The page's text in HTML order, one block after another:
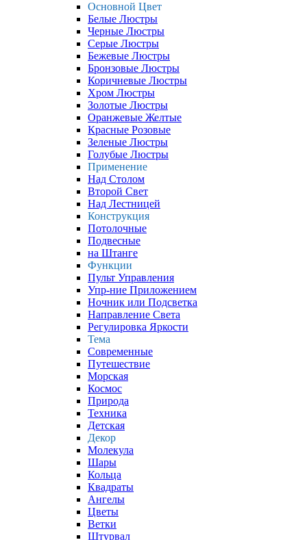
Основной Цвет
Белые Люстры
Черные Люстры
Серые Люстры
Бежевые Люстры
Бронзовые Люстры
Коричневые Люстры
Хром Люстры
Золотые Люстры
Оранжевые Желтые
Красные Розовые
Зеленые Люстры
Голубые Люстры
Применение
Над Столом
Второй Свет
Над Лестницей
Конструкция
Потолочные
Подвесные
на Штанге
Функции
Пульт Управления
Упр-ние Приложением
Ночник или Подсветка
Направление Света
Регулировка Яркости
Тема
Современные
Путешествие
Морская
Космос
Природа
Техника
Детская
Декор
Молекула
Шары
Кольца
Квадраты
Ангелы
Цветы
Ветки
Штурвал